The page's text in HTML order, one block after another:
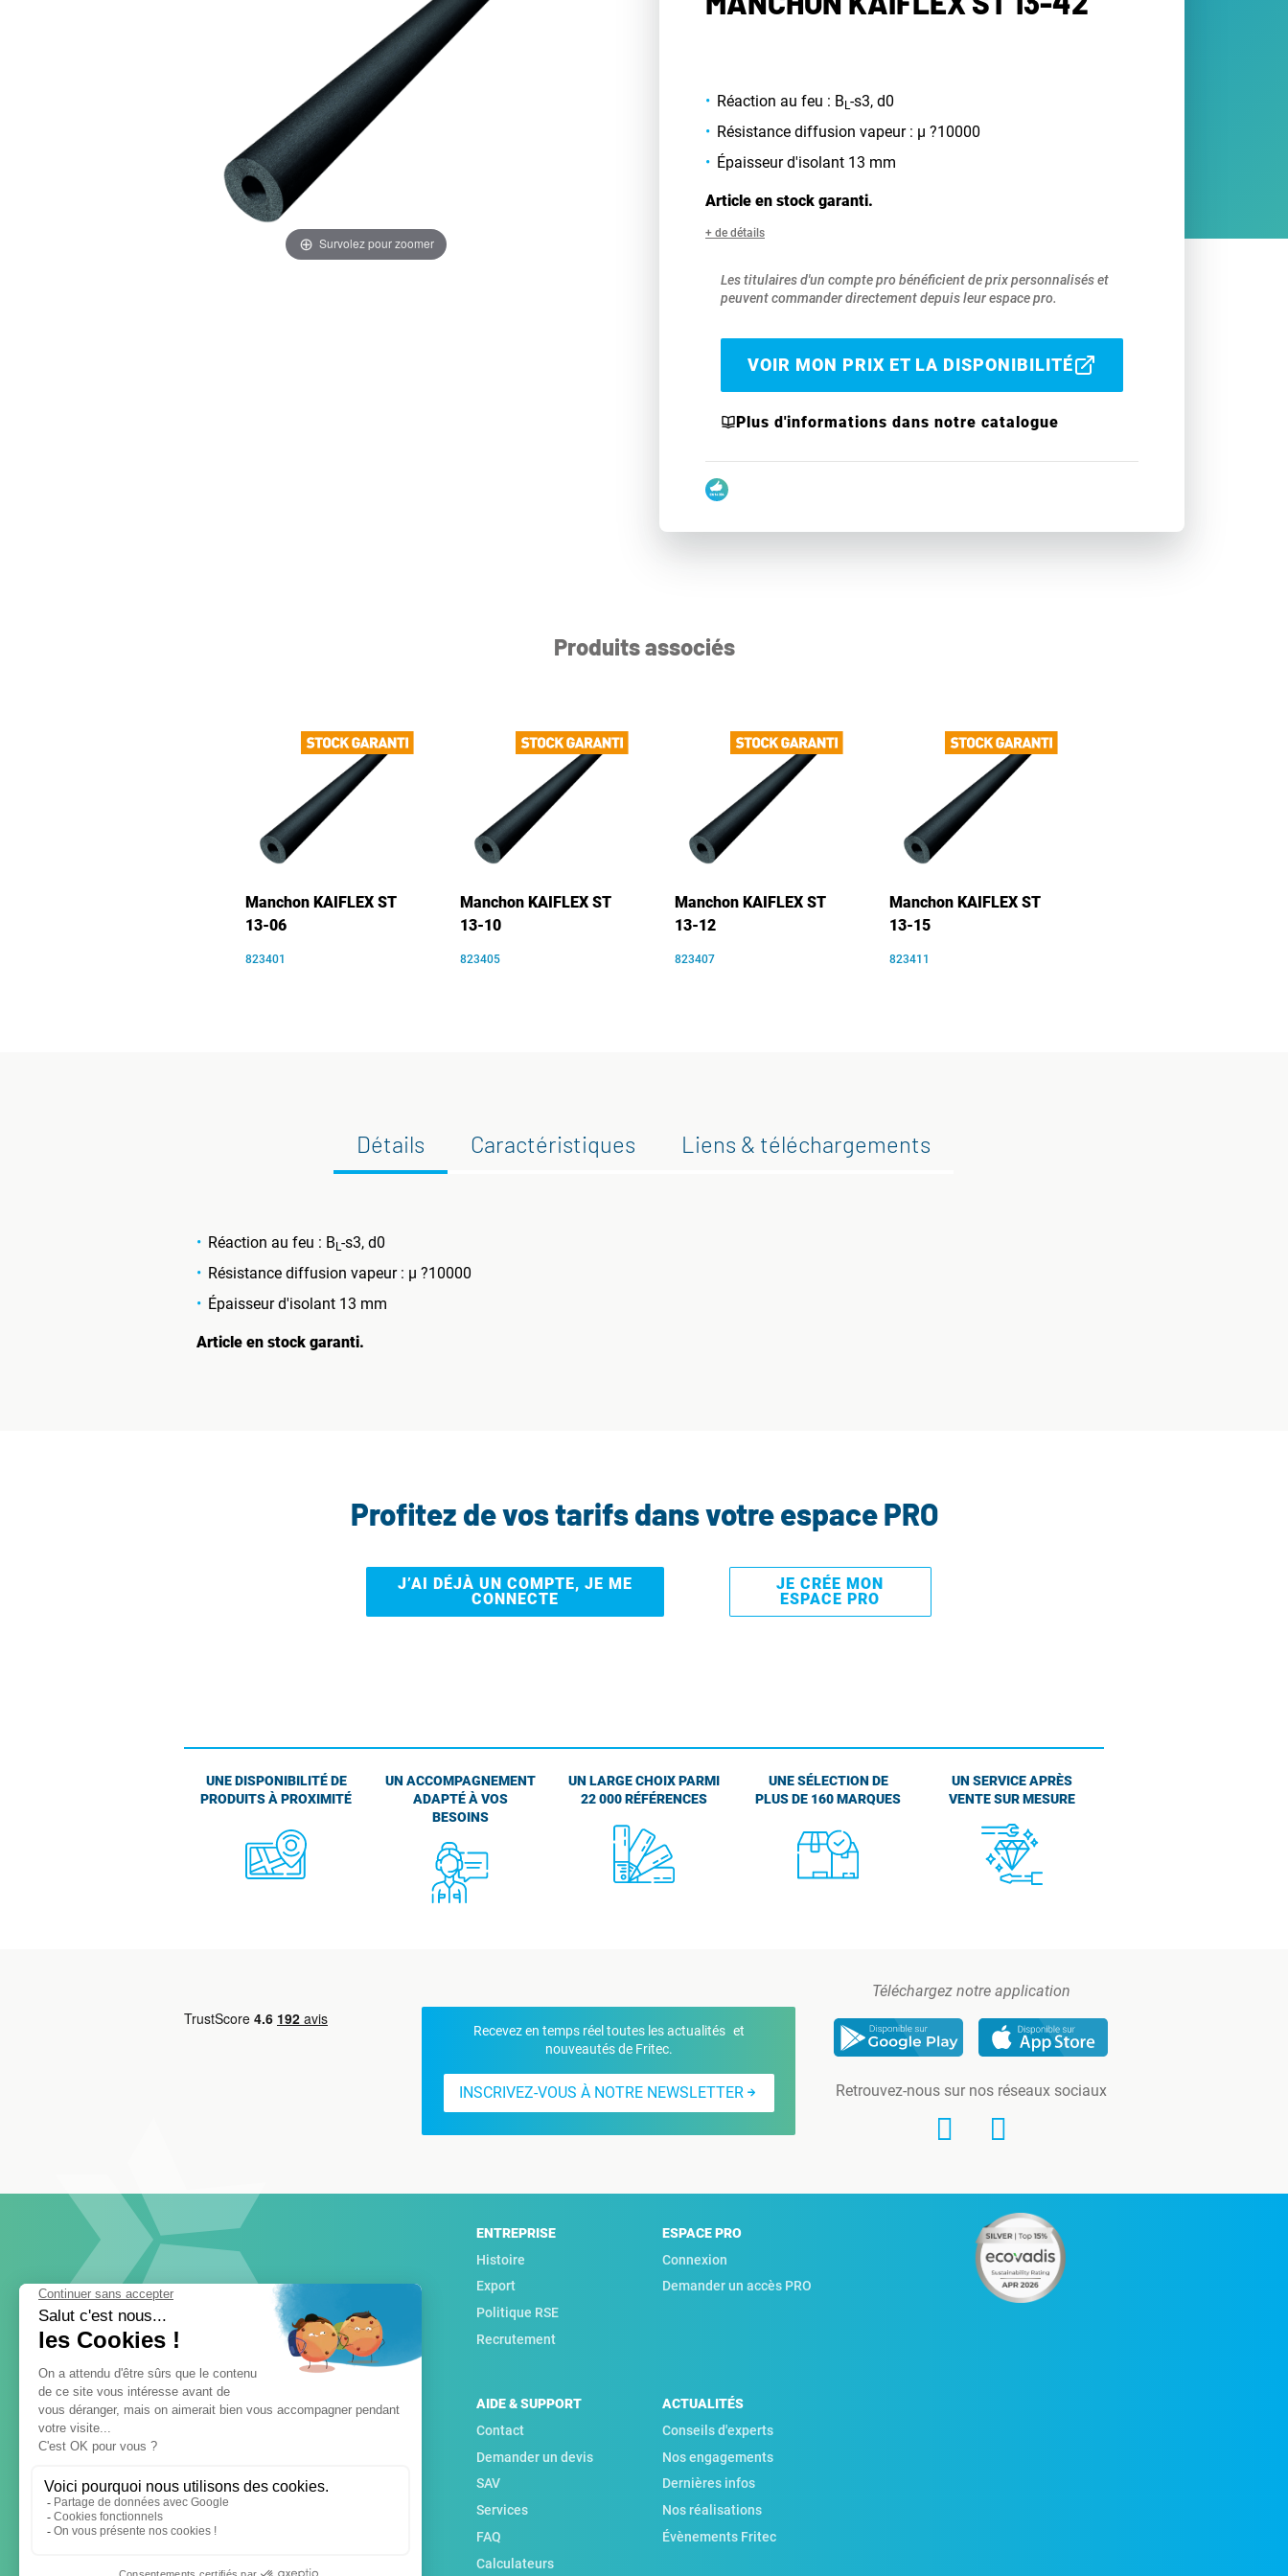
Survolez pour zoomer
Réaction au feu : B L-s3, d0
Résistance diffusion vapeur : µ ?10000
Épaisseur d'isolant 13 mm
Article en stock garanti.
+ de détails
Les titulaires d'un compte pro bénéficient de prix personnalisés et
peuvent commander directement depuis leur espace pro.
VOIR MON PRIX ET LA DISPONIBILITÉ
Plus d'informations dans notre catalogue
Produits associés
Manchon KAIFLEX ST
13-06
823401
Manchon KAIFLEX ST
13-10
823405
Manchon KAIFLEX ST
13-12
823407
Manchon KAIFLEX ST
13-15
823411
Détails Caractéristiques Liens & téléchargements
Réaction au feu : BL-s3, d0
Résistance diffusion vapeur : µ ?10000
Épaisseur d'isolant 13 mm
Article en stock garanti.
Profitez de vos tarifs dans votre espace PRO
J’AI DÉJÀ UN COMPTE, JE ME
CONNECTE
JE CRÉE MON
ESPACE PRO
UNE DISPONIBILITÉ DE
PRODUITS À PROXIMITÉ
UN ACCOMPAGNEMENT
ADAPTÉ À VOS
BESOINS
UN LARGE CHOIX PARMI
22 000 RÉFÉRENCES
UNE SÉLECTION DE
PLUS DE 160 MARQUES
UN SERVICE APRÈS
VENTE SUR MESURE
Recevez en temps réel toutes les actualités et
nouveautés de Fritec.
INSCRIVEZ-VOUS À NOTRE NEWSLETTER
Téléchargez notre application
Retrouvez-nous sur nos réseaux sociaux
ENTREPRISE
Histoire
Export
Politique RSE
Recrutement
ESPACE PRO
Connexion
Demander un accès PRO
AIDE & SUPPORT
Contact
Demander un devis
SAV
Services
FAQ
Calculateurs
ACTUALITÉS
Conseils d'experts
Nos engagements
Dernières infos
Nos réalisations
Évènements Fritec